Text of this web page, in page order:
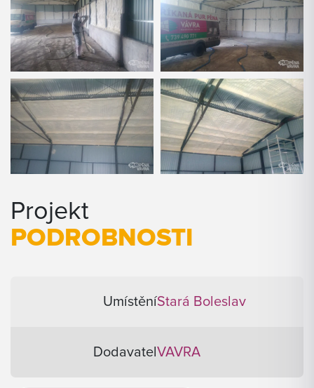
Projekt
PODROBNOSTI
UmístěníStará Boleslav
Dodavatel VAVRA